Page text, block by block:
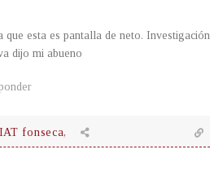
que esta es pantalla de neto. Investigación
dijo mi abueno
fonseca,